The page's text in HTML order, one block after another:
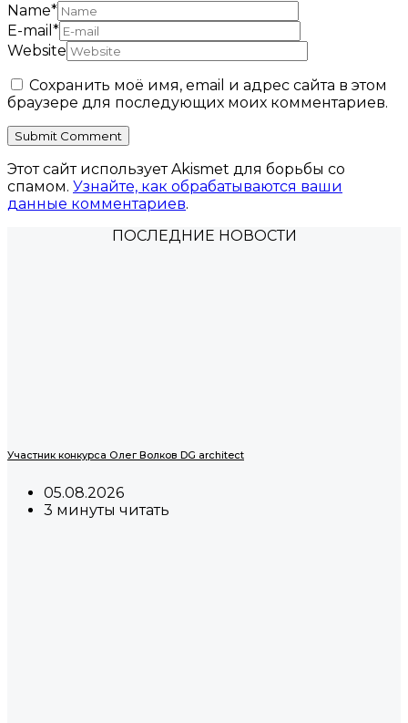
Name*
E-mail *
Website
Сохранить моё имя, email и адрес сайта в этом
браузере для последующих моих комментариев.
Этот сайт использует Akismet для борьбы со
спамом. Узнайте, как обрабатываются ваши
данные комментариев.
ПОСЛЕДНИЕ НОВОСТИ
Участник конкурса Олег Волков DG architect
05.08.2026
3 минуты читать